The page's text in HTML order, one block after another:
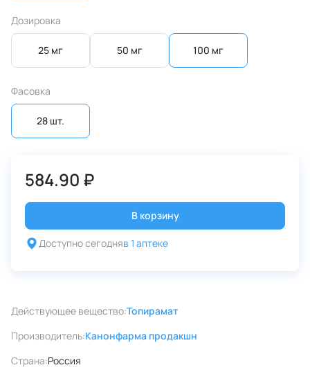
Дозировка
25 мг 50 мг 100 мг
Фасовка
28 шт.
584.90 ₽
В корзину
Доступно сегодняв 1 аптеке
Действующее вещество:Топирамат
Производитель:Канонфарма продакшн
Страна:Россия